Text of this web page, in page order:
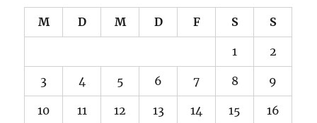
M D M D F S S
1 2
3 4 5 6 7 8 9
10 11 12 13 14 15 16